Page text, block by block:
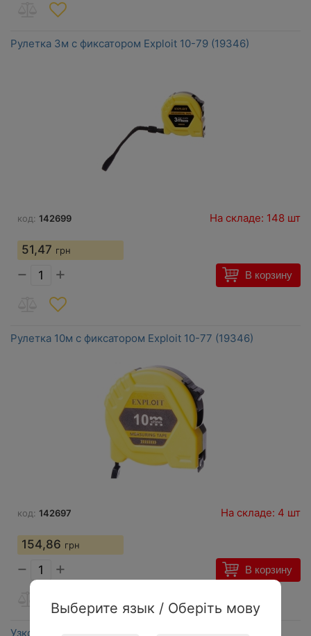
Выберите язык / Оберіть мову
Рулетка 3м с фиксатором Exploit 10-79 (19346)
код: 142699 На складе: 148 шт
51,47 грн
− + В корзину
Рулетка 10м с фиксатором Exploit 10-77 (19346)
код: 142697 На складе: 4 шт
154,86 грн
− + В корзину
Узкогубцы 160мм Exploit 10-81 (19346)